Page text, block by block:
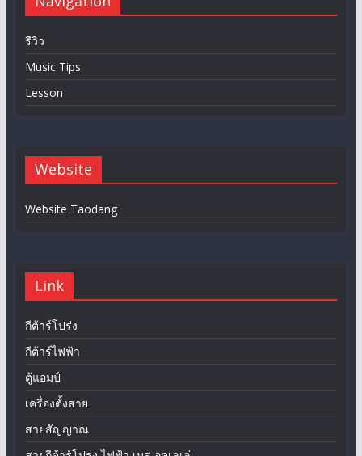
รีวิว
Music Tips
Lesson
Website
Website Taodang
Link
กีต้าร์โปร่ง
กีต้าร์ไฟฟ้า
ตู้แอมป์
เครื่องตั้งสาย
สายสัญญาณ